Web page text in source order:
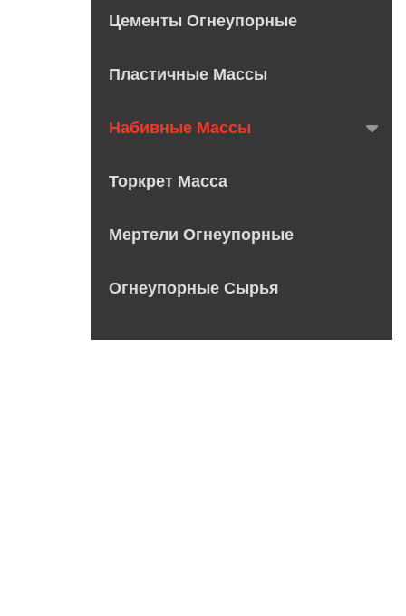
Цементы Огнеупорные
Пластичные Массы
Набивные Массы
Торкрет Масса
Мертели Огнеупорные
Огнеупорные Сырья